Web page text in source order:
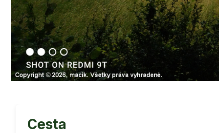
Cesta